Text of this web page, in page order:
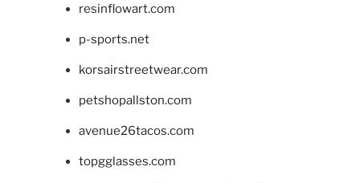
resinflowart.com
p-sports.net
korsairstreetwear.com
petshopallston.com
avenue26tacos.com
topgglasses.com